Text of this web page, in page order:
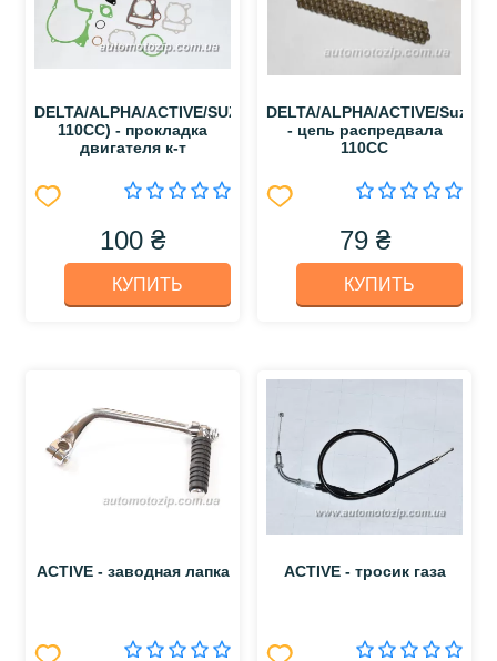
DELTA/ALPHA/ACTIVE/SUZUKI
110СС) - прокладка
двигателя к-т
100 ₴
КУПИТЬ
DELTA/ALPHA/ACTIVE/Suzuki
- цепь распредвала
110CC
79 ₴
КУПИТЬ
ACTIVE - заводная лапка ACTIVE - тросик газа